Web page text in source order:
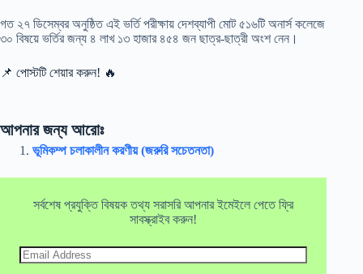
গত ২৭ ডিসেম্বর অনুষ্ঠিত এই ভর্তি পরীক্ষায় দেশব্যাপী মোট ৫১৬টি অনার্স কলেজে
৩০ বিষয়ে ভর্তির জন্য ৪ লাখ ১৩ হাজার ৪৫৪ জন ছাত্র-ছাত্রী অংশ নেন।
📌 পোস্টটি শেয়ার করুন! 🔥
আপনার জন্য আরোঃ
ভূমিকম্প চলাকালীন করণীয় (জরুরি সচেতনতা)
সর্বশেষ প্রযুক্তি বিষয়ক তথ্য সরাসরি আপনার ইমেইলে পেতে ফ্রি
সাবস্ক্রাইব করুন!
Email
Address